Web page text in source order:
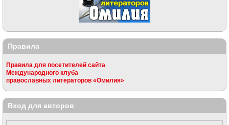
Правила
Правила для посетителей сайта
Международного клуба
православных литераторов «Омилия»
Вход для авторов